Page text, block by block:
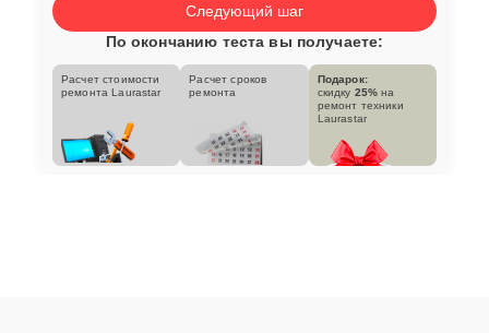
Следующий шаг
По окончанию теста вы получаете:
Расчет стоимости
ремонта Laurastar
Расчет сроков
ремонта
Подарок:
скидку 25% на
ремонт техники
Laurastar